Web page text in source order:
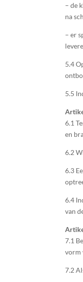
– de
na
– er
5.4
5.5
6.1
en
6.2
6.3
6.4
van
7.1
vorm
7.2